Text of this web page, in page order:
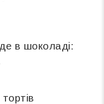
в шоколаді: